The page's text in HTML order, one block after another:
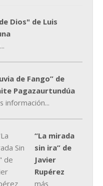
Dios" de Luis
de Fango” de
Pagazaurtundúa
información...
“La mirada
sin ira” de
Javier
Rupérez
más